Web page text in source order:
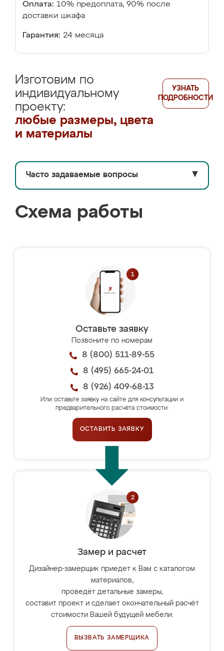
Оплата: 10% предоплата, 90% после
доставки шкафа
Гарантия: 24 месяца
Изготовим по
индивидуальному
проекту:
любые размеры, цвета
и материалы
УЗНАТЬ
ПОДРОБНОСТИ
Часто задаваемые вопросы ▼
Схема работы
Оставьте заявку
Позвоните по номерам
8 (800) 511-89-55
8 (495) 665-24-01
8 (926) 409-68-13
Или оставьте заявку на сайте для консультации и
предварительного расчёта стоимости.
ОСТАВИТЬ ЗАЯВКУ
Замер и расчет
Дизайнер-замерщик приедет к Вам с каталогом
материалов,
проведёт детальные замеры,
составит проект и сделает окончательный расчёт
стоимости Вашей будущей мебели.
ВЫЗВАТЬ ЗАМЕРЩИКА